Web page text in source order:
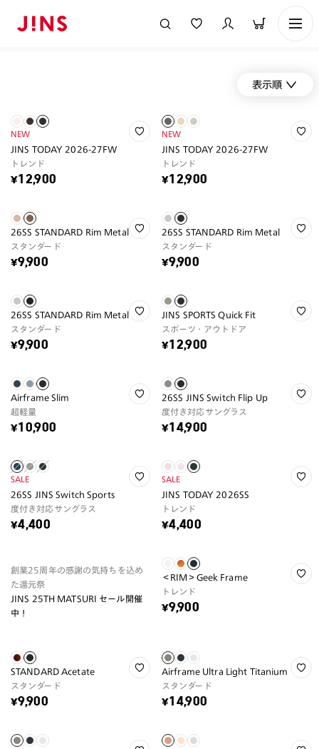
表示順
NEW
JINS TODAY 2026-27FW
トレンド
¥12,900
NEW
JINS TODAY 2026-27FW
トレンド
¥12,900
26SS STANDARD Rim Metal
スタンダード
¥9,900
26SS STANDARD Rim Metal
スタンダード
¥9,900
26SS STANDARD Rim Metal
スタンダード
¥9,900
JINS SPORTS Quick Fit
スポーツ・アウトドア
¥12,900
Airframe Slim
超軽量
¥10,900
26SS JINS Switch Flip Up
度付き対応サングラス
¥14,900
SALE
26SS JINS Switch Sports
度付き対応サングラス
¥4,400
SALE
JINS TODAY 2026SS
トレンド
¥4,400
創業25周年の感謝の気持ちを込め
た還元祭
JINS 25TH MATSURI セール開催
中！
＜RIM＞Geek Frame
トレンド
¥9,900
STANDARD Acetate
スタンダード
¥9,900
Airframe Ultra Light Titanium
スタンダード
¥14,900